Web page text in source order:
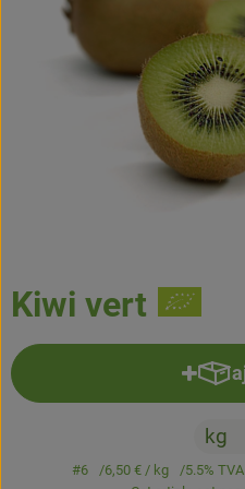
Boissons
Accessoires et divers
Cosmétique et hygiène
Kiwi vert
#6 6,50 €/ kg 5.5% TVA